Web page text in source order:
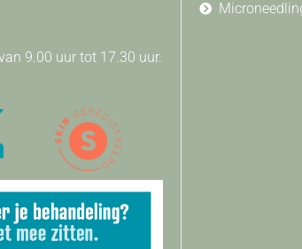
9.00 uur tot 17.30 uur.